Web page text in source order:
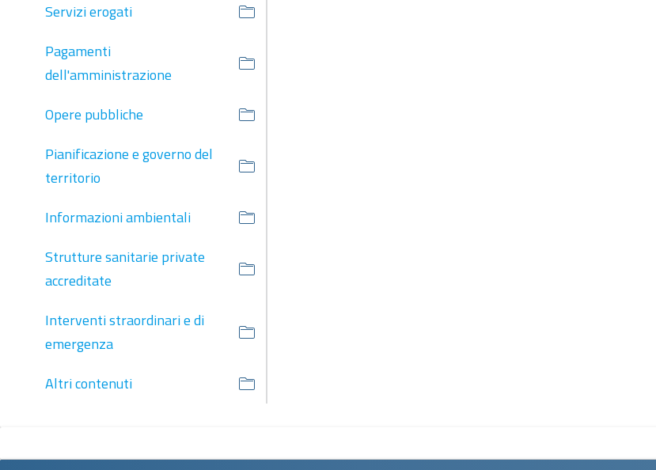
Servizi erogati
Pagamenti
dell'amministrazione
Opere pubbliche
Pianificazione e governo del
territorio
Informazioni ambientali
Strutture sanitarie private
accreditate
Interventi straordinari e di
emergenza
Altri contenuti